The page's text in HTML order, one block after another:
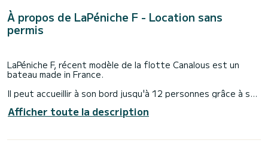
À propos de LaPéniche F - Location sans
permis
LaPéniche F, récent modèle de la flotte Canalous est un
bateau made in France.
Il peut accueillir à son bord jusqu'à 12 personnes grâce à ses
bateaux fluviaux.
3 douches, 3 lavabos et 3 WC à bord.
Afficher toute la description